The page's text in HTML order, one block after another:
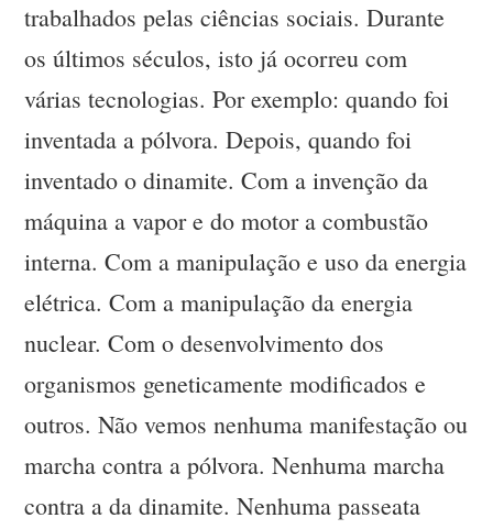
trabalhados pelas ciências sociais. Durante
os últimos séculos, isto já ocorreu com
várias tecnologias. Por exemplo: quando foi
inventada a pólvora. Depois, quando foi
inventado o dinamite. Com a invenção da
máquina a vapor e do motor a combustão
interna. Com a manipulação e uso da energia
elétrica. Com a manipulação da energia
nuclear. Com o desenvolvimento dos
organismos geneticamente modificados e
outros. Não vemos nenhuma manifestação ou
marcha contra a pólvora. Nenhuma marcha
contra a da dinamite. Nenhuma passeata